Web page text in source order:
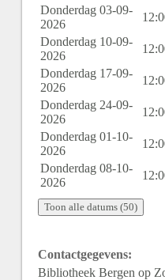
Donderdag 03-09-
2026
Donderdag 10-09-
2026
Donderdag 17-09-
2026
Donderdag 24-09-
2026
Donderdag 01-10-
2026
Donderdag 08-10-
2026
Toon alle datums (50)
Contactgegevens:
Bibliotheek Bergen op